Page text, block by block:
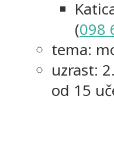
(098
tema:
uzrast:
od 15